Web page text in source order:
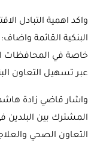
واكد اهمية التبادل
البنكية القائمة
خاصة في المحافظات
عبر تسهيل التعاون
واشار قاضي زادة
المشترك بين
التعاون الصحي